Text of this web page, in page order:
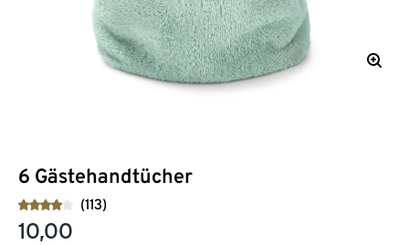
6 Gästehandtücher
(113)
10,00